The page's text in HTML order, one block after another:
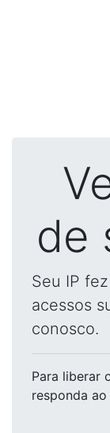
de
Seu IP
acessos
conosco.
Para liberar
responda